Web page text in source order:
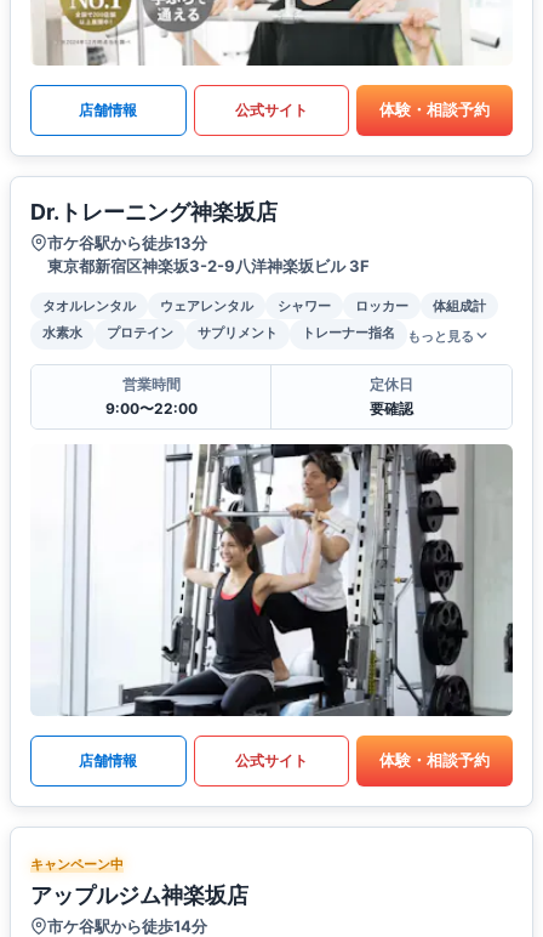
店舗情報 公式サイト 体験・相談予約
Dr.トレーニング神楽坂店
市ケ谷駅から徒歩13分
東京都新宿区神楽坂3-2-9八洋神楽坂ビル 3F
タオルレンタル ウェアレンタル シャワー ロッカー
体組成計
水素水
プロテイン サプリメント トレーナー指名 もっと見る
営業時間
9:00〜22:00
定休日
要確認
店舗情報 公式サイト 体験・相談予約
キャンペーン中
アップルジム神楽坂店
市ケ谷駅から徒歩14分